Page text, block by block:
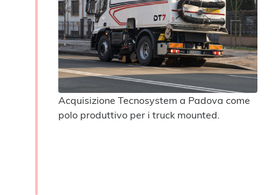
Acquisizione Tecnosystem a Padova come
polo produttivo per i truck mounted.